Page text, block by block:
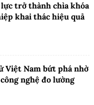
trở thành chìa khóa
khai thác hiệu quả
Việt Nam bứt phá nhờ
nghệ đo lường